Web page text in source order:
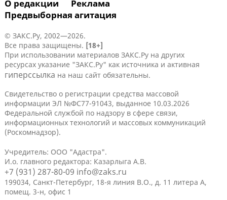
О редакции
Реклама
Предвыборная агитация
© ЗАКС.Ру, 2002—2026.
Все права защищены. [18+]
При использовании материалов ЗАКС.Ру на других
ресурсах указание "ЗАКС.Ру" как источника и активная
гиперссылка на наш сайт обязательны.
Свидетельство о регистрации средства массовой
информации ЭЛ №ФС77-91043, выданное 10.03.2026
Федеральной службой по надзору в сфере связи,
информационных технологий и массовых коммуникаций
(Роскомнадзор).
Учредитель: ООО "Адастра".
И.о. главного редактора: Казарлыга А.В.
+7 (931) 287-80-09 info@zaks.ru
199034, Санкт-Петербург, 18-я линия В.О., д. 11 литера А,
помещ. 3-н, офис 1